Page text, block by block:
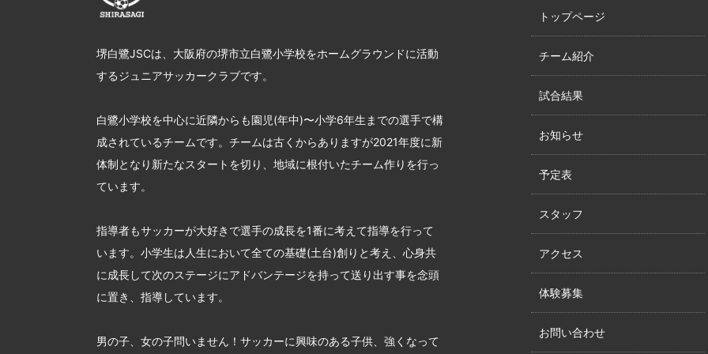
堺白鷺JSCは、大阪府の堺市立白鷺小学校をホームグラウンドに活動
するジュニアサッカークラブです。
白鷺小学校を中心に近隣からも園児(年中)〜小学6年生までの選手で構
成されているチームです。チームは古くからありますが2021年度に新
体制となり新たなスタートを切り、地域に根付いたチーム作りを行っ
ています。
指導者もサッカーが大好きで選手の成長を1番に考えて指導を行って
います。小学生は人生において全ての基礎(土台)創りと考え、心身共
に成長して次のステージにアドバンテージを持って送り出す事を念頭
に置き、指導しています。
男の子、女の子問いません！サッカーに興味のある子供、強くなって
トップページ
チーム紹介
試合結果
お知らせ
予定表
スタッフ
アクセス
体験募集
お問い合わせ